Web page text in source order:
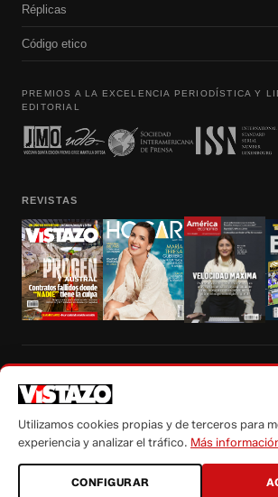
Réplicas
Código etico
PREMIOS A LA EXCELENCIA PERIODÍSTICA Y
EDITORIAL
REVISTAS
autorización escrita de su titular, de todos los contenidos
Utilizamos cookies propias y de terceros para
experiencia y analizar el tráfico. Más
CONFIGURAR